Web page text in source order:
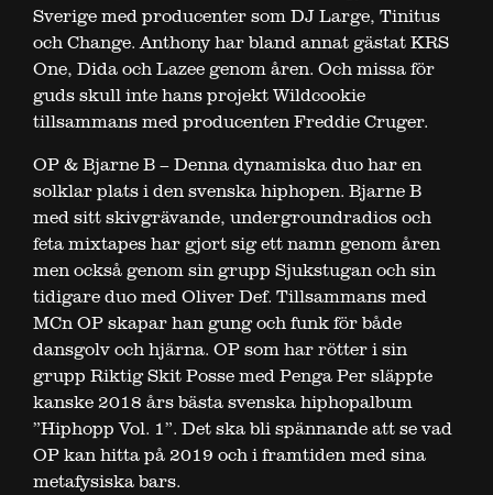
Sverige med producenter som DJ Large, Tinitus
och Change. Anthony har bland annat gästat KRS
One, Dida och Lazee genom åren. Och missa för
guds skull inte hans projekt Wildcookie
tillsammans med producenten Freddie Cruger.
OP & Bjarne B – Denna dynamiska duo har en
solklar plats i den svenska hiphopen. Bjarne B
med sitt skivgrävande, undergroundradios och
feta mixtapes har gjort sig ett namn genom åren
men också genom sin grupp Sjukstugan och sin
tidigare duo med Oliver Def. Tillsammans med
MCn OP skapar han gung och funk för både
dansgolv och hjärna. OP som har rötter i sin
grupp Riktig Skit Posse med Penga Per släppte
kanske 2018 års bästa svenska hiphopalbum
”Hiphopp Vol. 1”. Det ska bli spännande att se vad
OP kan hitta på 2019 och i framtiden med sina
metafysiska bars.